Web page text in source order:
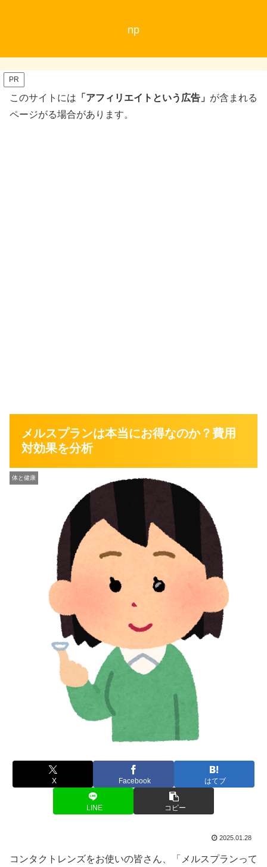
np
PR
このサイトには 「アフィリエイトという広告」 が含まれる
ページがる場合があります。
メルスプランは本当にお得なのか？費用
対効果を分析
体と健康
X Facebook はてブ
LINE コピー
2025.01.28
コンタクトレンズをお使いの皆さん、「メルスプランって